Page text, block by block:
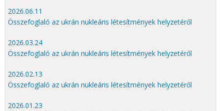
2026.06.11
Összefoglaló az ukrán nukleáris létesítmények helyzetéről
2026.03.24
Összefoglaló az ukrán nukleáris létesítmények helyzetéről
2026.02.13
Összefoglaló az ukrán nukleáris létesítmények helyzetéről
2026.01.23